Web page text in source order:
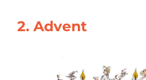
2. Advent